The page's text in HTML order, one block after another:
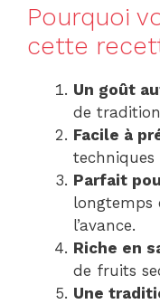
Pourquoi
cette
Un goût
de
Facile à
techniques
Parfait
longtemps
l’avance.
Riche en
de fruits
Une